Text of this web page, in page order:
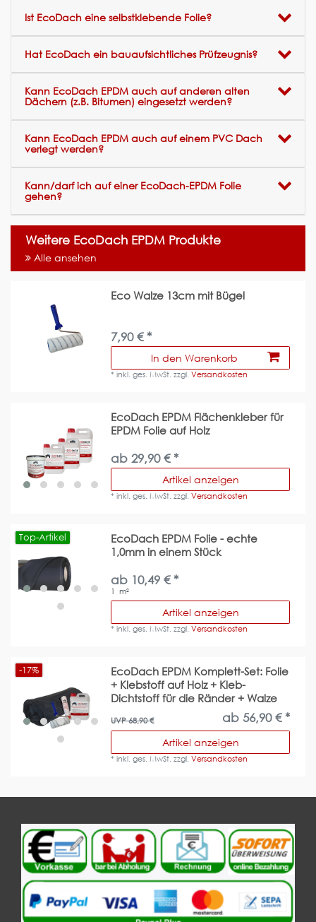
Ist EcoDach eine selbstklebende Folie?
Hat EcoDach ein bauaufsichtliches Prüfzeugnis?
Kann EcoDach EPDM auch auf anderen alten
Dächern (z.B. Bitumen) eingesetzt werden?
Kann EcoDach EPDM auch auf einem PVC Dach
verlegt werden?
Kann/darf ich auf einer EcoDach-EPDM Folie
gehen?
Weitere EcoDach EPDM Produkte
Alle ansehen
Eco Walze 13cm mit Bügel
7,90 € *
In den Warenkorb
*inkl. ges. MwSt.zzgl.Versandkosten
EcoDach EPDM Flächenkleber für
EPDM Folie auf Holz
ab 29,90 € *
Artikel anzeigen
*inkl. ges. MwSt.zzgl.Versandkosten
Top-Artikel
EcoDach EPDM Folie - echte
1,0mm in einem Stück
ab 10,49 € *
1 m²
Artikel anzeigen
*inkl. ges. MwSt.zzgl.Versandkosten
-17%
EcoDach EPDM Komplett-Set: Folie
+ Klebstoff auf Holz + Kleb-
Dichtstoff für die Ränder + Walze
UVP 68,90 € ab 56,90 € *
Artikel anzeigen
*inkl. ges. MwSt.zzgl.Versandkosten